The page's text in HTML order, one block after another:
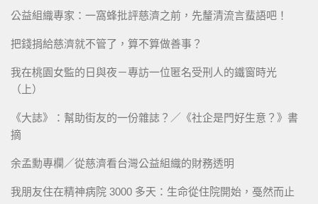
公益組織專家：一窩蜂批評慈濟之前，先釐清流言蜚語吧！
把錢捐給慈濟就不管了，算不算做善事？
我在桃園女監的日與夜－專訪一位匿名受刑人的鐵窗時光
（上）
《大誌》：幫助街友的一份雜誌？／《社企是門好生意？》書
摘
余孟勳專欄／從慈濟看台灣公益組織的財務透明
我朋友住在精神病院 3000 多天：生命從住院開始，戞然而止